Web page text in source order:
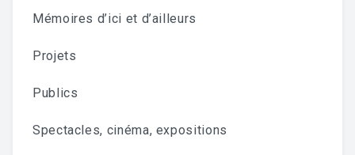
Mémoires d’ici et d’ailleurs
Projets
Publics
Spectacles, cinéma, expositions